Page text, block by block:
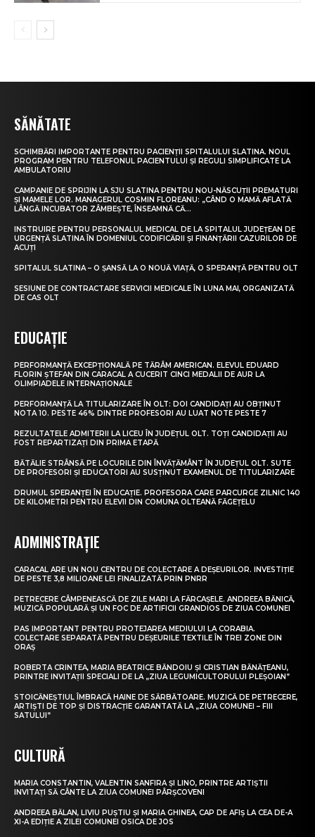
SĂNĂTATE
SCHIMBĂRI IMPORTANTE PENTRU PACIENȚII SPITALULUI SLATINA. NOUL
PROGRAM PENTRU TELEFONUL PACIENTULUI ȘI REGULI SIMPLIFICATE LA
AMBULATORIU
CAMPANIE DE SPRIJIN LA SJU SLATINA PENTRU NOU-NĂSCUȚII PREMATURI
ȘI MAMELE LOR. MANAGERUL COSMIN FLOREANU: „CÂND O MAMĂ AFLATĂ
LÂNGĂ INCUBATOR ZÂMBEȘTE, ÎNSEAMNĂ CĂ...
INSTRUIRE PENTRU PERSONALUL MEDICAL DE LA SPITALUL JUDEȚEAN DE
URGENȚĂ SLATINA ÎN DOMENIUL CODIFICĂRII ȘI FINANȚĂRII CAZURILOR DE
ACUȚI
SPITALUL SLATINA – O ȘANSĂ LA O NOUĂ VIAȚĂ, O SPERANȚĂ PENTRU OLT
SESIUNE DE CONTRACTARE SERVICII MEDICALE ÎN LUNA MAI, ORGANIZATĂ
DE CAS OLT
EDUCAȚIE
PERFORMANȚĂ EXCEPȚIONALĂ PE TĂRÂM AMERICAN. ELEVUL EDUARD
FLORIN ȘTEFAN DIN CARACAL A CUCERIT CINCI MEDALII DE AUR LA
OLIMPIADELE INTERNAȚIONALE
PERFORMANȚĂ LA TITULARIZARE ÎN OLT: DOI CANDIDAȚI AU OBȚINUT
NOTA 10. PESTE 46% DINTRE PROFESORI AU LUAT NOTE PESTE 7
REZULTATELE ADMITERII LA LICEU ÎN JUDEȚUL OLT. TOȚI CANDIDAȚII AU
FOST REPARTIZAȚI DIN PRIMA ETAPĂ
BĂTĂLIE STRÂNSĂ PE LOCURILE DIN ÎNVĂȚĂMÂNT ÎN JUDEȚUL OLT. SUTE
DE PROFESORI ȘI EDUCATORI AU SUSȚINUT EXAMENUL DE TITULARIZARE
DRUMUL SPERANȚEI ÎN EDUCAȚIE. PROFESORA CARE PARCURGE ZILNIC 140
DE KILOMETRI PENTRU ELEVII DIN COMUNA OLTEANĂ FĂGEȚELU
ADMINISTRAȚIE
CARACAL ARE UN NOU CENTRU DE COLECTARE A DEȘEURILOR. INVESTIȚIE
DE PESTE 3,8 MILIOANE LEI FINALIZATĂ PRIN PNRR
PETRECERE CÂMPENEASCĂ DE ZILE MARI LA FĂRCAȘELE. ANDREEA BĂNICĂ,
MUZICĂ POPULARĂ ȘI UN FOC DE ARTIFICII GRANDIOS DE ZIUA COMUNEI
PAS IMPORTANT PENTRU PROTEJAREA MEDIULUI LA CORABIA.
COLECTARE SEPARATĂ PENTRU DEȘEURILE TEXTILE ÎN TREI ZONE DIN
ORAȘ
ROBERTA CRINTEA, MARIA BEATRICE BĂNDOIU ȘI CRISTIAN BĂNĂȚEANU,
PRINTRE INVITAȚII SPECIALI DE LA „ZIUA LEGUMICULTORULUI PLEȘOIAN”
STOICĂNEȘTIUL ÎMBRACĂ HAINE DE SĂRBĂTOARE. MUZICĂ DE PETRECERE,
ARTIȘTI DE TOP ȘI DISTRACȚIE GARANTATĂ LA „ZIUA COMUNEI – FIII
SATULUI”
CULTURĂ
MARIA CONSTANTIN, VALENTIN SANFIRA ȘI LINO, PRINTRE ARTIȘTII
INVITAȚI SĂ CÂNTE LA ZIUA COMUNEI PÂRȘCOVENI
ANDREEA BĂLAN, LIVIU PUȘTIU ȘI MARIA GHINEA, CAP DE AFIȘ LA CEA DE-A
XI-A EDIȚIE A ZILEI COMUNEI OSICA DE JOS